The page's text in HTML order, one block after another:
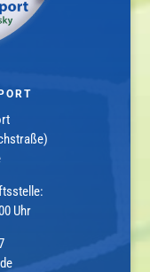
Uhr